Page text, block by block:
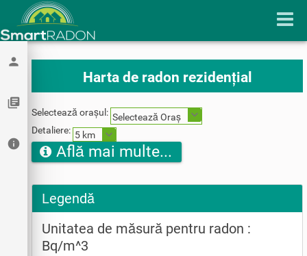
person
library_books
info
Harta de radon rezidențial
Selectează orașul: Selectează Oraș
Detaliere: 5 km
Află mai multe...
Legendă
Unitatea de măsură pentru radon :
Bq/m^3